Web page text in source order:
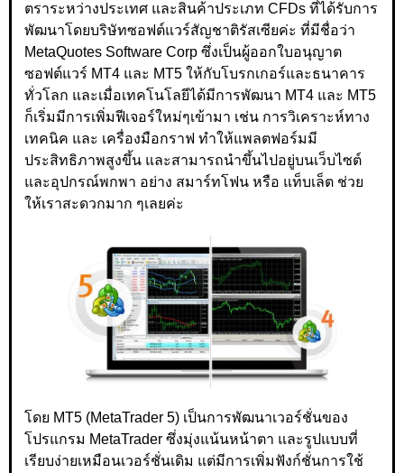
ตราระหว่างประเทศ และสินค้าประเภท CFDs ที่ได้รับการ
พัฒนาโดยบริษัทซอฟต์แวร์สัญชาติรัสเซียค่ะ ที่มีชื่อว่า
MetaQuotes Software Corp ซึ่งเป็นผู้ออกใบอนุญาต
ซอฟต์แวร์ MT4 และ MT5 ให้กับโบรกเกอร์และธนาคาร
ทั่วโลก และเมื่อเทคโนโลยีได้มีการพัฒนา MT4 และ MT5
ก็เริ่มมีการเพิ่มฟีเจอร์ใหม่ๆเข้ามา เช่น การวิเคราะห์ทาง
เทคนิค และ เครื่องมือกราฟ ทำให้แพลตฟอร์มมี
ประสิทธิภาพสูงขึ้น และสามารถนำขึ้นไปอยู่บนเว็บไซต์
และอุปกรณ์พกพา อย่าง สมาร์ทโฟน หรือ แท็บเล็ต ช่วย
ให้เราสะดวกมาก ๆเลยค่ะ
โดย MT5 (MetaTrader 5) เป็นการพัฒนาเวอร์ชั่นของ
โปรแกรม MetaTrader ซึ่งมุ่งแน้นหน้าตา และรูปแบบที่
เรียบง่ายเหมือนเวอร์ชั่นเดิม แต่มีการเพิ่มฟังก์ชั่นการใช้